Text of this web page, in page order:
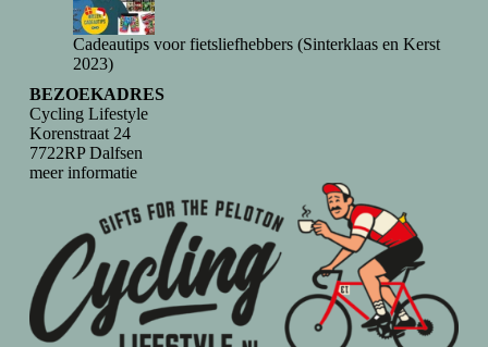
Cadeautips voor fietsliefhebbers (Sinterklaas en Kerst
2023)
BEZOEKADRES
Cycling Lifestyle
Korenstraat 24
7722RP Dalfsen
meer informatie